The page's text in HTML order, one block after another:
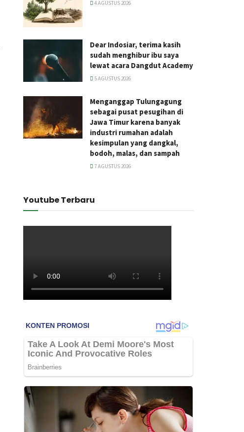
4 AGUSTUS 2026
Dear Indosiar, terima kasih
sudah menghibur ibu saya
lewat acara Dangdut Academy
5 AGUSTUS 2026
Menganggap Tulungagung
sebagai pusat pesugihan di
Jawa Timur karena banyak
industri rumahan adalah
kesimpulan yang dangkal,
bodoh, malas, dan sampah
7 AGUSTUS 2026
Youtube Terbaru